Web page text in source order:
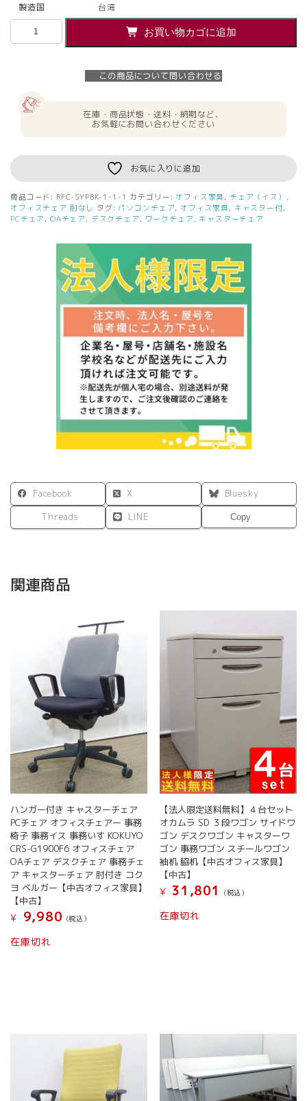
製造国
台湾
【法
ネ
ス
ィ
ン
お買い物カゴに追加
この商品について問い合わせる
在庫・商品状態・送料・納期など、
お気軽にお問い合わせください
お気に入りに追加
商品コード: RFC-SYPBK-1-1-1 カテゴリー: オフィス家具 , チェア（イス） ,
オフィスチェア 肘なし タグ: パソコンチェア, オフィス家具 , キャスター付,
PCチェア , OAチェア , デスクチェア , ワークチェア , キャスターチェア
Facebook X
Bluesky
Threads
LINE Copy
関連商品
ハンガー付き キャスターチェア
PCチェア オフィスチェアー 事務
椅子 事務イス 事務いす KOKUYO
CRS-G1900F6 オフィスチェア
OAチェア デスクチェア 事務チェ
ア キャスターチェア 肘付き コク
ヨ ベルガー【中古オフィス家具】
【中古】
¥
9,980 (税込）
在庫切れ
【法人限定送料無料】４台セット
オカムラ SD ３段ワゴン サイドワ
ゴン デスクワゴン キャスターワ
ゴン 事務ワゴン スチールワゴン
袖机 脇机【中古オフィス家具】
【中古】
¥
31,801 (税込）
在庫切れ